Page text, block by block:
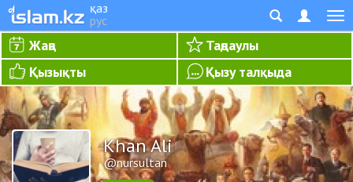
қаз
рус
Жаңа
Таңдаулы
Қызықты
Қызу талқыда
Khan Ali
@nursultan